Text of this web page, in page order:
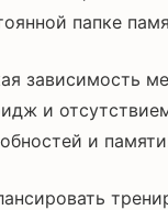
папке
зависимость
и
и